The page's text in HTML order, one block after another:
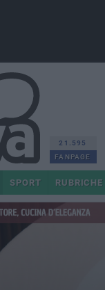
21.595
FANPAGE
SPORT RUBRICHE